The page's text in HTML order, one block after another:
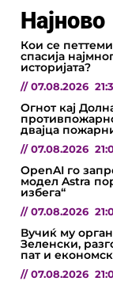
Најново
Кои се
спасија
историјата?
// 07.08.2026
Огнот кај
двајца
// 07.08.2026
OpenAI го
модел Astra
избега“
// 07.08.2026
Вучиќ му
Зеленски,
пат и
// 07.08.2026